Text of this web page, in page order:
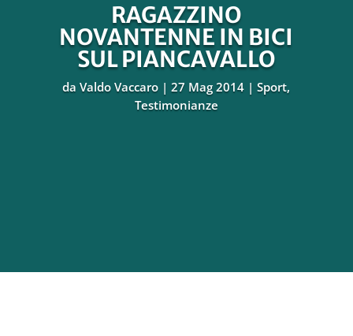
RAGAZZINO
NOVANTENNE IN BICI
SUL PIANCAVALLO
daValdo Vaccaro 27 Mag 2014 Sport,
Testimonianze